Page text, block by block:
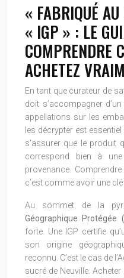
« FABRIQUÉ
« IGP » : LE
COMPRENDRE
ACHETEZ
En tant que curateur de
doit s’accompagner
appellations sur les
les décrypter est
s’assurer que le produit
correspond bien à
provenance.
c’est comme avoir une
Au sommet de la
Géographique Protégée
forte. Une IGP certifie
son origine
reconnu. C’est le cas de
sucré de Neuville. Acheter